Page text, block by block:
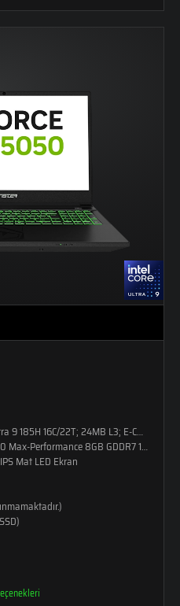
9 185H 16C/22T; 24MB L3; E-CORE
Max-Performance 8GB GDDR7 128-Bit
Mat LED Ekran